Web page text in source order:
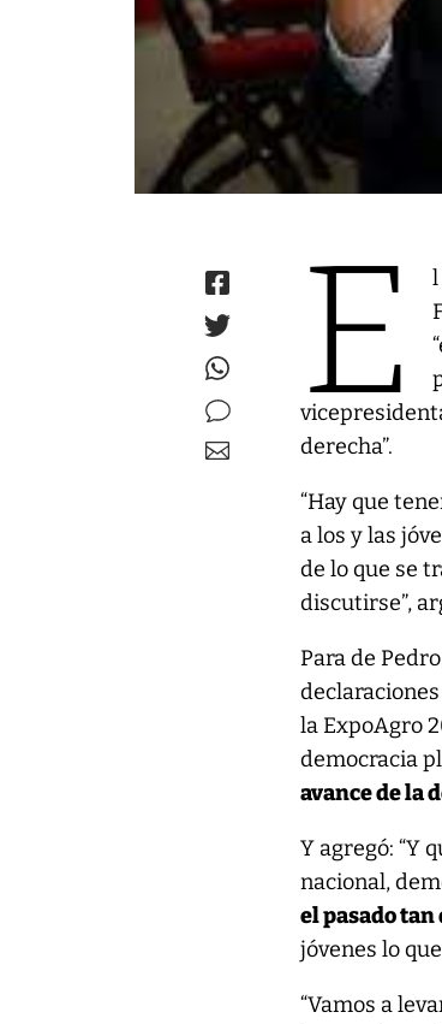
E
l
derecha”.
“Hay que
a los y las
de lo que se
discutirse”,
Para de
la ExpoAgro
democracia
avance de la
Y agregó: “Y
nacional,
el pasado
jóvenes lo
“Vamos a